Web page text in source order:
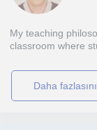
My teaching
classroom where
daha